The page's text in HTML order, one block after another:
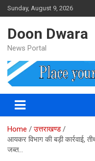
Skip
to
Sunday, August 9, 2026
Doon Dwara
News Portal
Home
उत्तराखण्ड
आयकर विभाग की बड़ी कार्रवाई,
जब्त…